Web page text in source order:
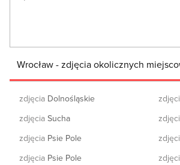
Wrocław - zdjęcia okolicznych
zdjęcia Dolnośląskie
zdjęcia Sucha
zdjęcia Psie Pole
zdjęcia Psie Pole